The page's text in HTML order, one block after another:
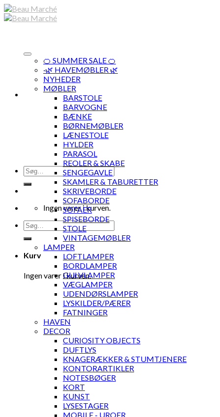
Skip
to
Søg
efter:
Ingen varer i kurven.
Søg
efter:
Kurv
Ingen varer i kurven.
🍊 SUMMER SALE 🍊
·🌿 HAVEMØBLER 🌿
NYHEDER
MØBLER
BARSTOLE
BARVOGNE
BÆNKE
BØRNEMØBLER
LÆNESTOLE
HYLDER
PARASOL
REOLER & SKABE
SENGEGAVLE
SKAMLER & TABURETTER
SKRIVEBORDE
SOFABORDE
SOFAER
SPISEBORDE
STOLE
VINTAGEMØBLER
LAMPER
LOFTLAMPER
BORDLAMPER
GULVLAMPER
VÆGLAMPER
UDENDØRSLAMPER
LYSKILDER/PÆRER
FATNINGER
HAVEN
DECOR
CURIOSITY OBJECTS
DUFTLYS
KNAGERÆKKER & STUMTJENERE
KONTORARTIKLER
NOTESBØGER
KORT
KUNST
LYSESTAGER
MOBILE - UROER